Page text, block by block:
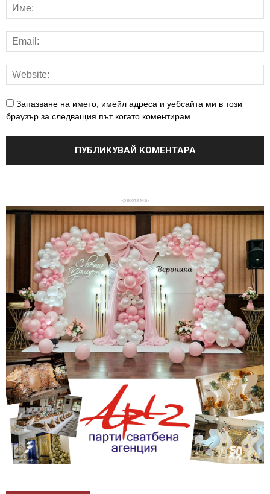
Запазване на името, имейл адреса и уебсайта ми в този
браузър за следващия път когато коментирам.
-реклама-